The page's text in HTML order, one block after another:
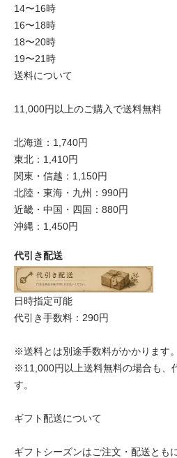
14〜16時
16〜18時
18〜20時
19〜21時
送料について
11,000円以上のご購入で送料無料
北海道：1,740円
東北：1,410円
関東・信越：1,150円
北陸・東海・九州：990円
近畿・中国・四国：880円
沖縄：1,450円
代引き配送
日時指定可能
代引き手数料：290円
※送料とは別途手数料がかかります。
※11,000円以上送料無料の場合も、
す。
ギフト配送について
ギフトシーズンはご注文・配送とも